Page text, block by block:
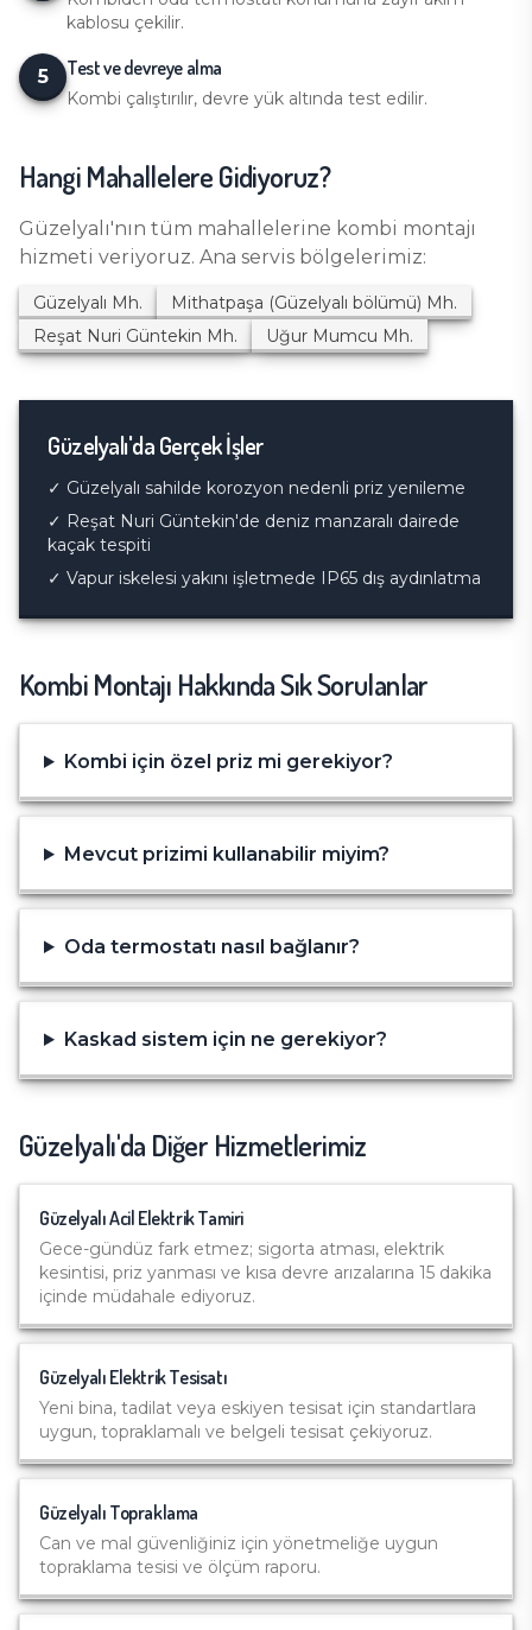
kablosu çekilir.
5 Test ve devreye alma
Kombi çalıştırılır, devre yük altında test edilir.
Hangi Mahallelere Gidiyoruz?
Güzelyalı'nın tüm mahallelerine kombi montajı
hizmeti veriyoruz. Ana servis bölgelerimiz:
Güzelyalı Mh. Mithatpaşa (Güzelyalı bölümü) Mh.
Reşat Nuri Güntekin Mh. Uğur Mumcu Mh.
Güzelyalı'da Gerçek İşler
✓ Güzelyalı sahilde korozyon nedenli priz yenileme
✓ Reşat Nuri Güntekin'de deniz manzaralı dairede
kaçak tespiti
✓ Vapur iskelesi yakını işletmede IP65 dış aydınlatma
Kombi Montajı Hakkında Sık Sorulanlar
Kombi için özel priz mi gerekiyor?
Mevcut prizimi kullanabilir miyim?
Oda termostatı nasıl bağlanır?
Kaskad sistem için ne gerekiyor?
Güzelyalı'da Diğer Hizmetlerimiz
GüzelyalıAcil Elektrik Tamiri
Gece-gündüz fark etmez; sigorta atması, elektrik
kesintisi, priz yanması ve kısa devre arızalarına 15 dakika
içinde müdahale ediyoruz.
Güzelyalı Elektrik Tesisatı
Yeni bina, tadilat veya eskiyen tesisat için standartlara
uygun, topraklamalı ve belgeli tesisat çekiyoruz.
Güzelyalı Topraklama
Can ve mal güvenliğiniz için yönetmeliğe uygun
topraklama tesisi ve ölçüm raporu.